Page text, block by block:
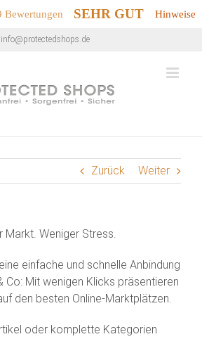
Bewertungen SEHR GUT Hinweise
info@protectedshops.de
Zurück Weiter
Markt. Weniger Stress.
einfache und schnelle Anbindung
Co: Mit wenigen Klicks präsentieren
den besten Online-Marktplätzen.
oder komplette Kategorien